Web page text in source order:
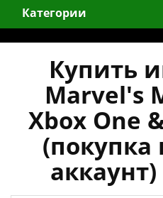
Категории
Купить
Marvel's
Xbox One